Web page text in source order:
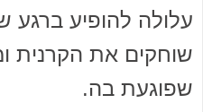
עלולה להופיע ברגע
שוחקים את הקרנית
שפוגעת בה.